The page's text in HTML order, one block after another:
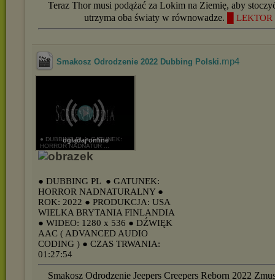
Teraz Thor musi podążać za Lokim na Ziemię, aby
utrzyma oba światy w równowadze.
█
Smakosz Odrodzenie 2022 Dubbing Polski.mp4
oglądaj online
● DUBBING PL ● GATUNEK:
HORROR NADNATUR ...
● DUBBING PL ● GATUNEK:
HORROR NADNATURALNY ●
ROK: 2022 ● PRODUKCJA: USA
WIELKA BRYTANIA FINLANDIA
● WIDEO: 1280 x 536 ● DŹWIĘK
AAC ( ADVANCED AUDIO
CODING ) ● CZAS TRWANIA:
01:27:54
Smakosz Odrodzenie Jeepers Creepers Reborn 2022